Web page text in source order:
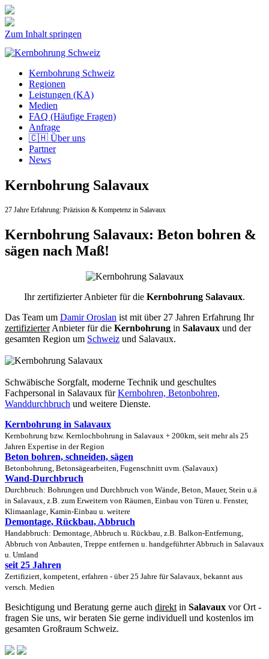
Zum Inhalt springen
Kernbohrung Schweiz
Regionen
Leistungen (KA)
Medien
FAQ (Häufige Fragen)
Anfrage
🇨🇭 Über uns
Partner
News
Kernbohrung Salavaux
27 Jahre Erfahrung: Präzision & Kompetenz in Salavaux
Kernbohrung Salavaux: Beton bohren &
sägen nach Maß!
Ihr zertifizierter Anbieter für die Kernbohrung Salavaux.
Das Team um Damir Oroslan ist mit über 27 Jahren Erfahrung Ihr
zertifizierterAnbieter für die Kernbohrung in Salavaux und der
gesamten Region um Schweiz und Salavaux.
Schwäbische Sorgfalt, moderne Technik und geschultes
Fachpersonal in Salavaux fürKernbohren, Betonbohren,
Wanddurchbruch und weitere Dienste.
Kernbohrung in Salavaux
Kernbohrung bzw. Kernlochbohrung in Salavaux + 200km, seit mehr als 25
Jahren Expertise in der Region
Beton bohren, schneiden, sägen
Betonbohrung, Betonsägearbeiten, Fugenschnitt uvm. (Salavaux)
Wand-Durchbruch
Durchbruch: Bohrungen und Durchbruch von Wände, Beton, Mauer, Stein u.ä
in Salavaux, z.B. zum Erweitern von Räumen, Einbau von Türen u. Fenster,
Klimaanlage, Kamin-Einbau u. weitere
Demontage, Rückbau, Abbruch
Handabbruch: Demontage, Abbruch u. Rückbau, z.B. Balkon-Entfernung,
Abbruch von Anbauten, Treppe entfernen u. handgeführter Abbruch in Salavaux
u. Umland
seit 25 Jahren
Zertifiziert, kompetent, erfahren - über 25 Jahre für Salavaux, bekannt aus
versch. Medien
Besichtigung und Beratung gerne auch direkt in Salavaux vor Ort -
fragen Sie uns, wir beraten Sie gerne individuell und kostenlos im
gesamten Großraum Schweiz.